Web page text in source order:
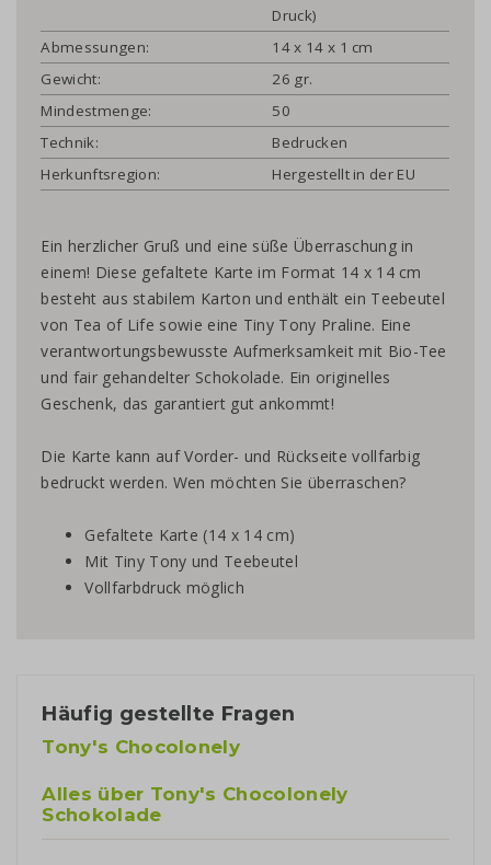
Druck)
Abmessungen:
14 x 14 x 1 cm
Gewicht:
26 gr.
Mindestmenge:
50
Technik:
Bedrucken
Herkunftsregion:
Hergestellt in der EU
Ein herzlicher Gruß und eine süße Überraschung in
einem! Diese gefaltete Karte im Format 14 x 14 cm
besteht aus stabilem Karton und enthält ein Teebeutel
von Tea of Life sowie eine Tiny Tony Praline. Eine
verantwortungsbewusste Aufmerksamkeit mit Bio-Tee
und fair gehandelter Schokolade. Ein originelles
Geschenk, das garantiert gut ankommt!
Die Karte kann auf Vorder- und Rückseite vollfarbig
bedruckt werden. Wen möchten Sie überraschen?
Gefaltete Karte (14 x 14 cm)
Mit Tiny Tony und Teebeutel
Vollfarbdruck möglich
Häufig gestellte Fragen
Tony's Chocolonely
Alles über Tony's Chocolonely
Schokolade